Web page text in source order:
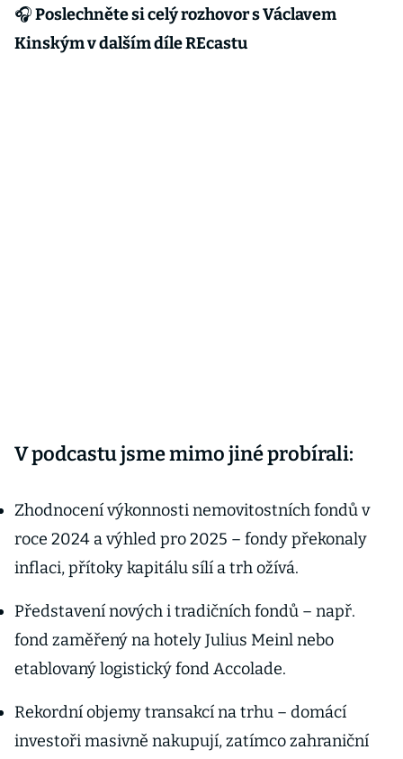
🎧 Poslechněte si celý rozhovor s Václavem
Kinským v dalším díle REcastu
V podcastu jsme mimo jiné probírali:
Zhodnocení výkonnosti nemovitostních fondů v
roce 2024 a výhled pro 2025 – fondy překonaly
inflaci, přítoky kapitálu sílí a trh ožívá.
Představení nových i tradičních fondů – např.
fond zaměřený na hotely Julius Meinl nebo
etablovaný logistický fond Accolade.
Rekordní objemy transakcí na trhu – domácí
investoři masivně nakupují, zatímco zahraniční